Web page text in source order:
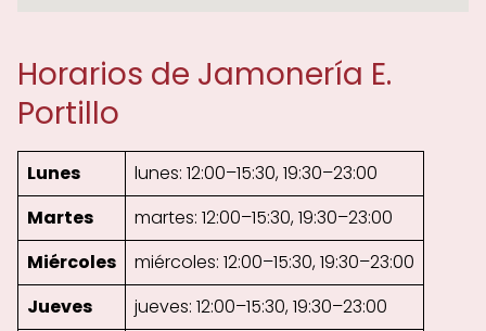
Horarios de Jamonería E.
Portillo
Lunes
lunes: 12:00–15:30, 19:30–23:00
Martes
martes: 12:00–15:30, 19:30–23:00
Miércoles
miércoles: 12:00–15:30, 19:30–23:00
Jueves
jueves: 12:00–15:30, 19:30–23:00